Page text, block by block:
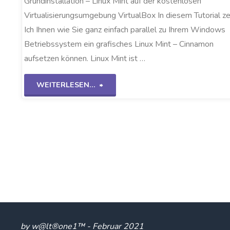
Virtualisierungsumgebung VirtualBox In diesem Tutorial
Ich Ihnen wie Sie ganz einfach parallel zu Ihrem Windows
Betriebssystem ein grafisches Linux Mint – Cinnamon
aufsetzen können. Linux Mint ist …
WEITERLESEN...
"Linux
by w@lt®one1™ - Februar 2021